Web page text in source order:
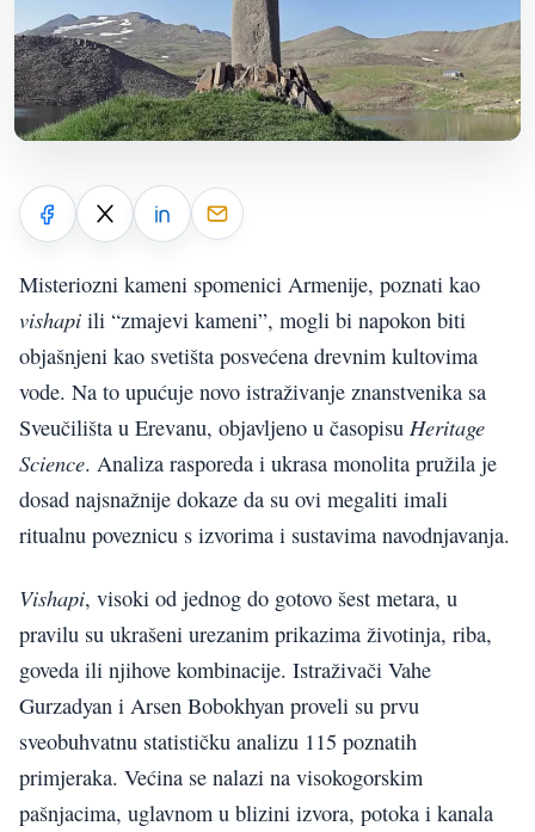
Misteriozni kameni spomenici Armenije, poznati kao
vishapi ili “zmajevi kameni”, mogli bi napokon biti
objašnjeni kao svetišta posvećena drevnim kultovima
vode. Na to upućuje novo istraživanje znanstvenika sa
Sveučilišta u Erevanu, objavljeno u časopisu Heritage
Science. Analiza rasporeda i ukrasa monolita pružila je
dosad najsnažnije dokaze da su ovi megaliti imali
ritualnu poveznicu s izvorima i sustavima navodnjavanja.
Vishapi, visoki od jednog do gotovo šest metara, u
pravilu su ukrašeni urezanim prikazima životinja, riba,
goveda ili njihove kombinacije. Istraživači Vahe
Gurzadyan i Arsen Bobokhyan proveli su prvu
sveobuhvatnu statističku analizu 115 poznatih
primjeraka. Većina se nalazi na visokogorskim
pašnjacima, uglavnom u blizini izvora, potoka i kanala